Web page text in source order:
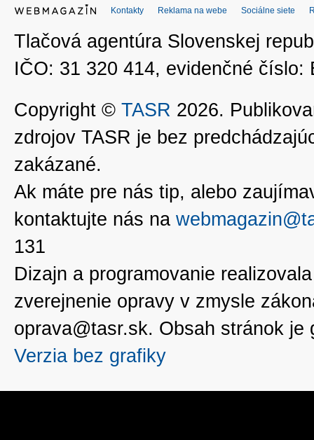
Kontakty Reklama na webe Sociálne siete
Tlačová agentúra Slovenskej
IČO: 31 320 414, evidenčné číslo:
Copyright © TASR 2026.
zdrojov TASR je bez
zakázané.
Ak máte pre nás tip, alebo
kontaktujte nás na
131
Dizajn a programovanie
zverejnenie opravy v zmysle
oprava@tasr.sk. Obsah stránok
Verzia bez grafiky